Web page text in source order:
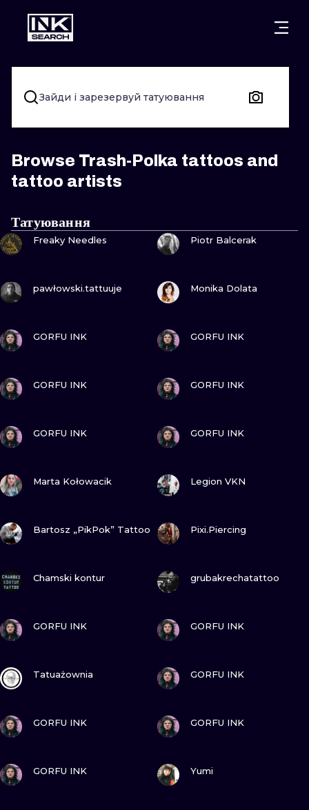
МІСТ ВАРШАВА
КРАКІВ ВРОЦЛАВ
БЕРЛІН ЛОНДОН
МІЛАН ЕДІНБУРГ
МАНЧЕСТЕР
АФІНИ БУДАПЕШТ
НАПИС
ХЭНДПОУК
БЛЭКВОРК
ЛІНІЙНИЙ
Зайди і зарезервуй татуювання
Browse Trash-Polka tattoos and
tattoo artists
Татуювання
ПОДИВИСЬ
Freaky Needles
ПОДИВИСЬ
Piotr Balcerak
pawłowski.tattuuje Monika Dolata
GORFU INK GORFU INK
GORFU INK GORFU INK
GORFU INK GORFU INK
Marta Kołowacik Legion VKN
Bartosz „PikPok” Tattoo Pixi.Piercing
Chamski kontur grubakrechatattoo
GORFU INK GORFU INK
Tatuażownia GORFU INK
GORFU INK GORFU INK
GORFU INK Yumi